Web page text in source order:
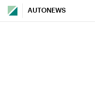
AUTONEWS